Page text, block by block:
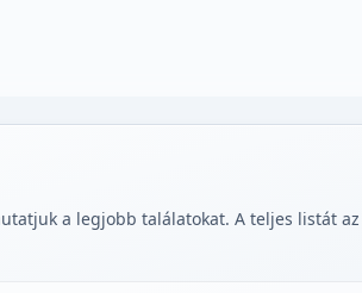
a legjobb találatokat. A teljes listát az